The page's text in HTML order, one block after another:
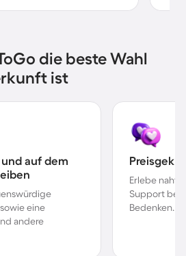
die beste Wahl
ist
auf dem
eine
andere
Erlebe
Support bei
Bedenken.